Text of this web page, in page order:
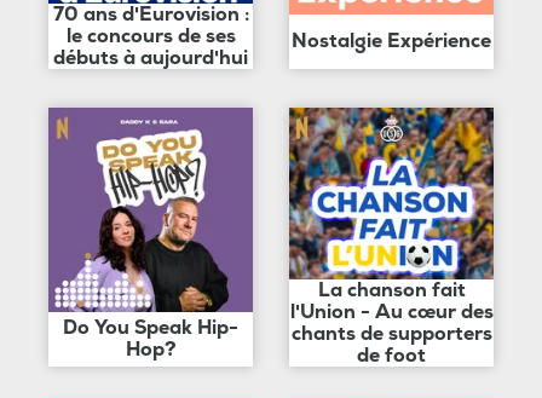
70 ans d'Eurovision :
le concours de ses
débuts à aujourd'hui
Nostalgie Expérience
Do You Speak Hip-
Hop?
La chanson fait
l'Union - Au cœur des
chants de supporters
de foot